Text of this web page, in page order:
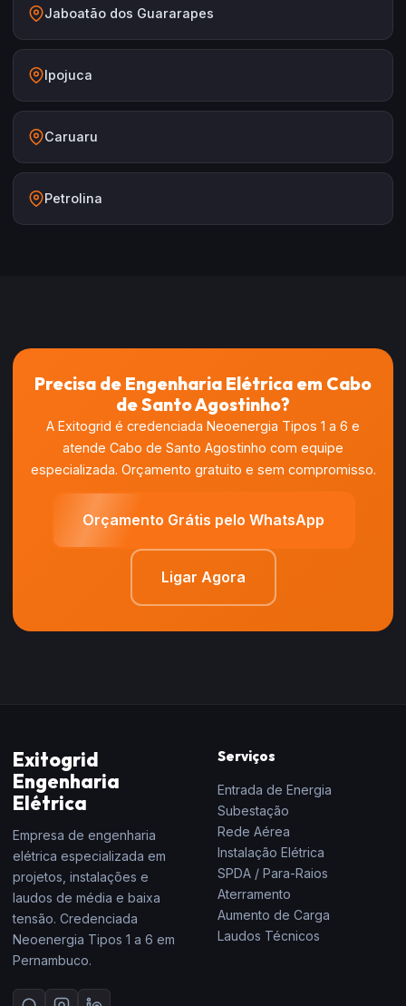
Jaboatão dos Guararapes
Ipojuca
Caruaru
Petrolina
Precisa de Engenharia Elétrica em Cabo
de Santo Agostinho?
A Exitogrid é credenciada Neoenergia Tipos 1 a 6 e
atende Cabo de Santo Agostinho com equipe
especializada. Orçamento gratuito e sem compromisso.
Orçamento Grátis pelo WhatsApp
Ligar Agora
Exitogrid
Engenharia
Elétrica
Empresa de engenharia
elétrica especializada em
projetos, instalações e
laudos de média e baixa
tensão. Credenciada
Neoenergia Tipos 1 a 6 em
Pernambuco.
Serviços
Entrada de Energia
Subestação
Rede Aérea
Instalação Elétrica
SPDA / Para-Raios
Aterramento
Aumento de Carga
Laudos Técnicos